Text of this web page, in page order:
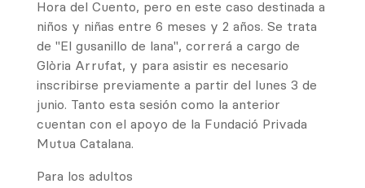
Hora del Cuento, pero en este caso destinada a
niños y niñas entre 6 meses y 2 años. Se trata
de "El gusanillo de lana", correrá a cargo de
Glòria Arrufat, y para asistir es necesario
inscribirse previamente a partir del lunes 3 de
junio. Tanto esta sesión como la anterior
cuentan con el apoyo de la Fundació Privada
Mutua Catalana.
Para los adultos